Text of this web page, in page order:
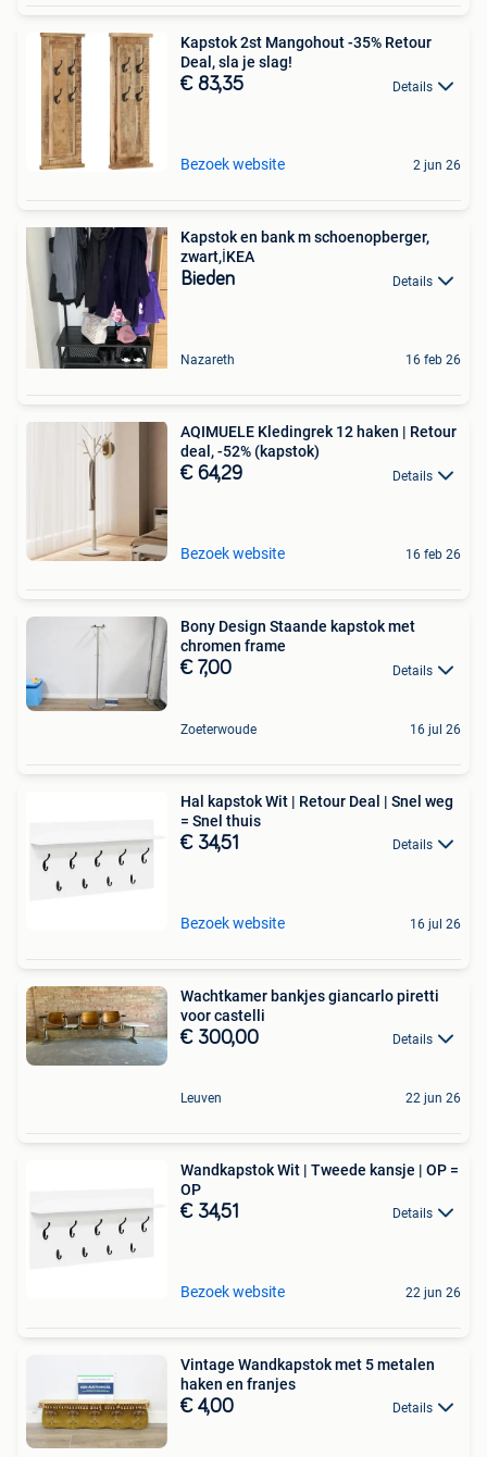
Kapstok 2st Mangohout -35% Retour
Deal, sla je slag!
€ 83,35 Details
Bezoek website 2 jun 26
Kapstok en bank m schoenopberger,
zwart,İKEA
Bieden Details
Nazareth 16 feb 26
AQIMUELE Kledingrek 12 haken | Retour
deal, -52% (kapstok)
€ 64,29 Details
Bezoek website 16 feb 26
Bony Design Staande kapstok met
chromen frame
€ 7,00 Details
Zoeterwoude 16 jul 26
Hal kapstok Wit | Retour Deal | Snel weg
= Snel thuis
€ 34,51 Details
Bezoek website 16 jul 26
Wachtkamer bankjes giancarlo piretti
voor castelli
€ 300,00 Details
Leuven 22 jun 26
Wandkapstok Wit | Tweede kansje | OP =
OP
€ 34,51 Details
Bezoek website 22 jun 26
Vintage Wandkapstok met 5 metalen
haken en franjes
€ 4,00 Details